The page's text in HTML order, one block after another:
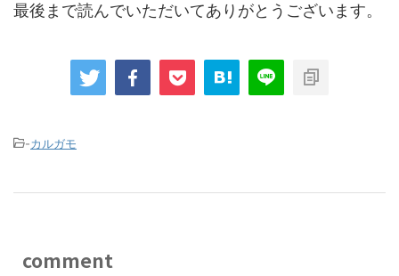
最後まで読んでいただいてありがとうございます。
-カルガモ
comment